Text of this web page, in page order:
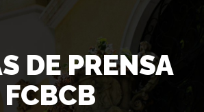
DE PRENSA
FCBCB